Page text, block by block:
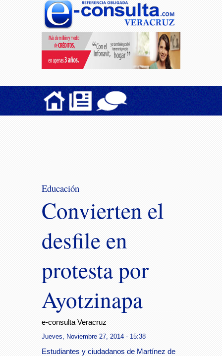
Educación
Convierten el
desfile en
protesta por
Ayotzinapa
e-consulta Veracruz
Jueves, Noviembre 27, 2014 - 15:38
Estudiantes y ciudadanos de Martínez de